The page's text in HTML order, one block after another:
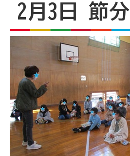
2月3日 節分